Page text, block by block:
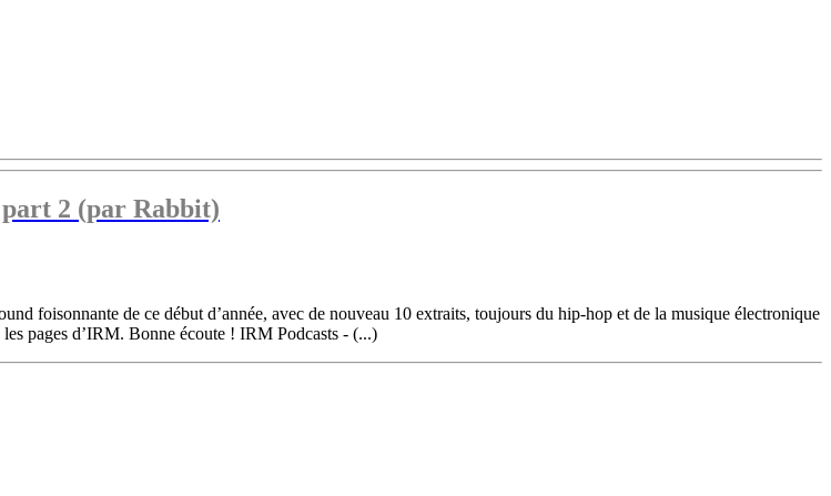
2 (par Rabbit)
foisonnante de ce début d’année, avec de nouveau 10 extraits, toujours du hip-hop et de la musique électronique
pages d’IRM. Bonne écoute ! IRM Podcasts - (...)